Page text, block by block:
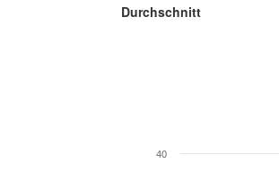
Durchschnitt
40